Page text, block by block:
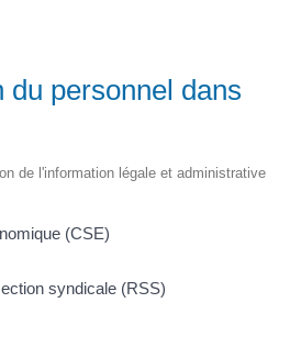
du personnel dans
de l'information légale et administrative
(CSE)
syndicale (RSS)